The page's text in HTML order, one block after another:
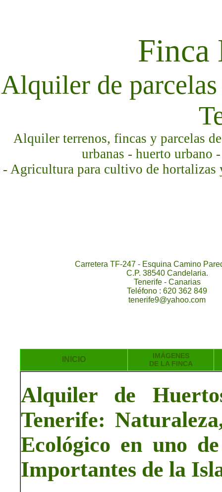
Finca
Alquiler de
Alquiler terrenos, fincas y parcelas
urbanas - huerto urbano
- Agricultura para cultivo de hortalizas
Carretera TF-247 - Esquina Camino
C.P. 38540 Candelaria.
Tenerife - Canarias
Teléfono : 620 362 849
tenerife9@yahoo.com
INICIO
IMÁGENES
DE LA FINCA
Alquiler de
Tenerife:
Ecológico en uno
Importantes de la